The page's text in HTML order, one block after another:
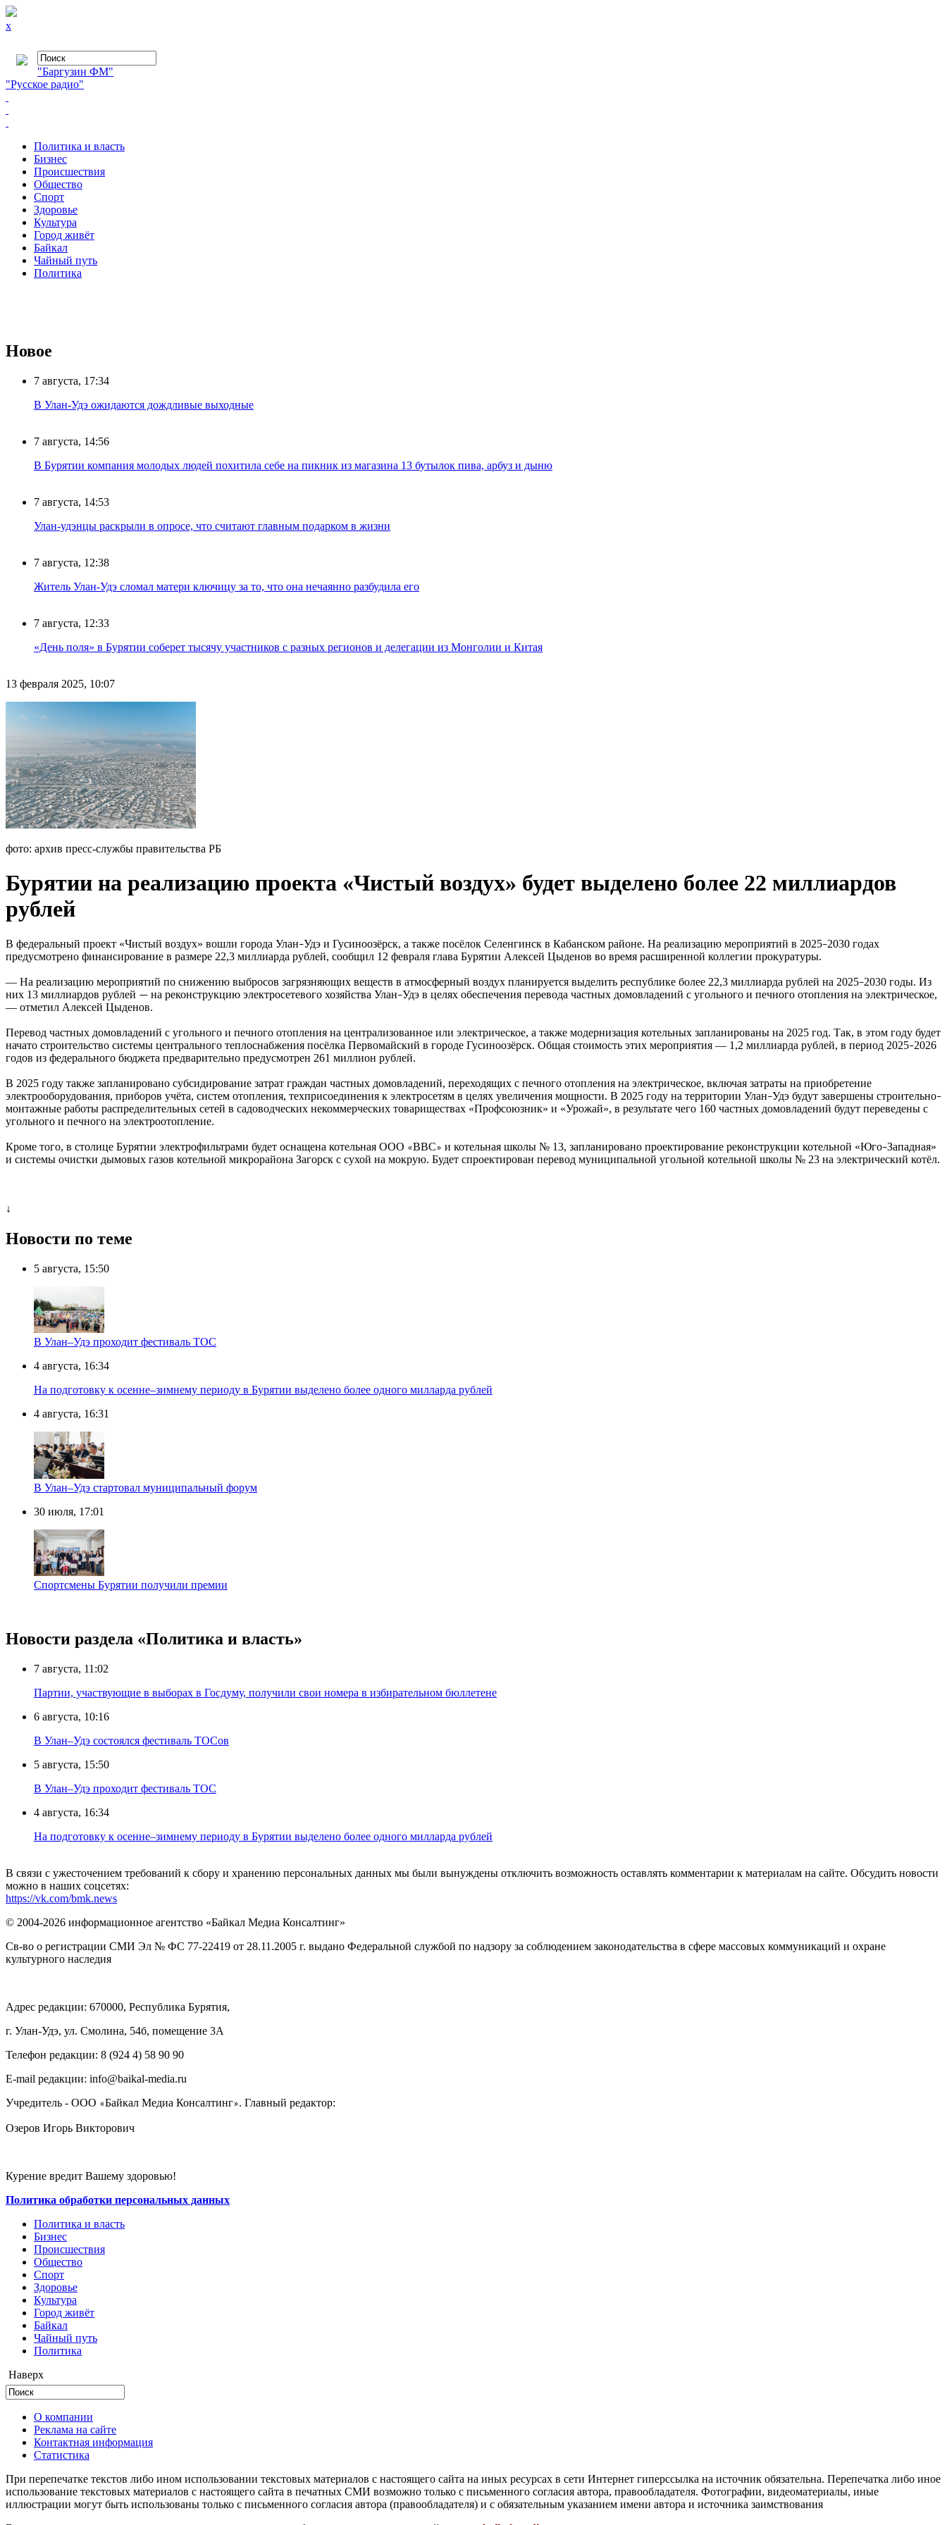
x
"Баргузин ФМ"
"Русское радио"
Политика и власть
Бизнес
Происшествия
Общество
Cпорт
Здоровье
Культура
Город живёт
Байкал
Чайный путь
Политика
Новое
7 августа, 17:34
В Улан-Удэ ожидаются дождливые выходные
7 августа, 14:56
В Бурятии компания молодых людей похитила себе на пикник из магазина 13 бутылок пива, арбуз и дыню
7 августа, 14:53
Улан-удэнцы раскрыли в опросе, что считают главным подарком в жизни
7 августа, 12:38
Житель Улан-Удэ сломал матери ключицу за то, что она нечаянно разбудила его
7 августа, 12:33
«День поля» в Бурятии соберет тысячу участников с разных регионов и делегации из Монголии и Китая
13 февраля 2025, 10:07
фото: архив пресс-службы правительства РБ
Бурятии на реализацию проекта «Чистый воздух» будет выделено более 22 миллиардов
рублей
В федеральный проект «Чистый воздух» вошли города Улан–Удэ и Гусиноозёрск, а также посёлок Селенгинск в Кабанском районе. На реализацию мероприятий в 2025–2030 годах
предусмотрено финансирование в размере 22,3 миллиарда рублей, сообщил 12 февраля глава Бурятии Алексей Цыденов во время расширенной коллегии прокуратуры.
— На реализацию мероприятий по снижению выбросов загрязняющих веществ в атмосферный воздух планируется выделить республике более 22,3 миллиарда рублей на 2025–2030 годы. Из
них 13 миллиардов рублей — на реконструкцию электросетевого хозяйства Улан–Удэ в целях обеспечения перевода частных домовладений с угольного и печного отопления на электрическое,
— отметил Алексей Цыденов.
Перевод частных домовладений с угольного и печного отопления на централизованное или электрическое, а также модернизация котельных запланированы на 2025 год. Так, в этом году будет
начато строительство системы центрального теплоснабжения посёлка Первомайский в городе Гусиноозёрск. Общая стоимость этих мероприятия — 1,2 миллиарда рублей, в период 2025–2026
годов из федерального бюджета предварительно предусмотрен 261 миллион рублей.
В 2025 году также запланировано субсидирование затрат граждан частных домовладений, переходящих с печного отопления на электрическое, включая затраты на приобретение
электрооборудования, приборов учёта, систем отопления, техприсоединения к электросетям в целях увеличения мощности. В 2025 году на территории Улан–Удэ будут завершены строительно–
монтажные работы распределительных сетей в садоводческих некоммерческих товариществах «Профсоюзник» и «Урожай», в результате чего 160 частных домовладений будут переведены с
угольного и печного на электроотопление.
Кроме того, в столице Бурятии электрофильтрами будет оснащена котельная ООО «ВВС» и котельная школы № 13, запланировано проектирование реконструкции котельной «Юго–Западная»
и системы очистки дымовых газов котельной микрорайона Загорск с сухой на мокрую. Будет спроектирован перевод муниципальной угольной котельной школы № 23 на электрический котёл.
↓
Новости по теме
5 августа, 15:50
В Улан–Удэ проходит фестиваль ТОС
4 августа, 16:34
На подготовку к осенне–зимнему периоду в Бурятии выделено более одного милларда рублей
4 августа, 16:31
В Улан–Удэ стартовал муниципальный форум
30 июля, 17:01
Спортсмены Бурятии получили премии
Новости раздела «Политика и власть»
7 августа, 11:02
Партии, участвующие в выборах в Госдуму, получили свои номера в избирательном бюллетене
6 августа, 10:16
В Улан–Удэ состоялся фестиваль ТОСов
5 августа, 15:50
В Улан–Удэ проходит фестиваль ТОС
4 августа, 16:34
На подготовку к осенне–зимнему периоду в Бурятии выделено более одного милларда рублей
В связи с ужесточением требований к сбору и хранению персональных данных мы были вынуждены отключить возможность оставлять комментарии к материалам на сайте. Обсудить новости
можно в наших соцсетях:
https://vk.com/bmk.news
© 2004-2026 информационное агентство «Байкал Медиа Консалтинг»
Св-во о регистрации СМИ Эл № ФС 77-22419 от 28.11.2005 г. выдано Федеральной службой по надзору за соблюдением законодательства в сфере массовых коммуникаций и охране
культурного наследия
Адрес редакции: 670000, Республика Бурятия,
г. Улан-Удэ, ул. Смолина, 54б, помещение 3А
Телефон редакции: ‎‎8 (924 4) 58 90 90
E-mail редакции: info@baikal-media.ru
Учредитель - ООО «Байкал Медиа Консалтинг». Главный редактор:
Озеров Игорь Викторович
Курение вредит Вашему здоровью!
Политика обработки персональных данных
Политика и власть
Бизнес
Происшествия
Общество
Cпорт
Здоровье
Культура
Город живёт
Байкал
Чайный путь
Политика
Наверх
О компании
Реклама на сайте
Контактная информация
Статистика
При перепечатке текстов либо ином использовании текстовых материалов с настоящего сайта на иных ресурсах в сети Интернет гиперссылка на источник обязательна. Перепечатка либо иное
использование текстовых материалов с настоящего сайта в печатных СМИ возможно только с письменного согласия автора, правообладателя. Фотографии, видеоматериалы, иные
иллюстрации могут быть использованы только с письменного согласия автора (правообладателя) и с обязательным указанием имени автора и источника заимствования